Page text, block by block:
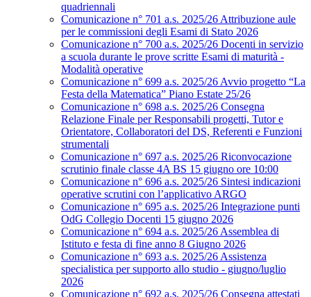
quadriennali
Comunicazione n° 701 a.s. 2025/26 Attribuzione aule
per le commissioni degli Esami di Stato 2026
Comunicazione n° 700 a.s. 2025/26 Docenti in servizio
a scuola durante le prove scritte Esami di maturità -
Modalità operative
Comunicazione n° 699 a.s. 2025/26 Avvio progetto “La
Festa della Matematica” Piano Estate 25/26
Comunicazione n° 698 a.s. 2025/26 Consegna
Relazione Finale per Responsabili progetti, Tutor e
Orientatore, Collaboratori del DS, Referenti e Funzioni
strumentali
Comunicazione n° 697 a.s. 2025/26 Riconvocazione
scrutinio finale classe 4A BS 15 giugno ore 10:00
Comunicazione n° 696 a.s. 2025/26 Sintesi indicazioni
operative scrutini con l’applicativo ARGO
Comunicazione n° 695 a.s. 2025/26 Integrazione punti
OdG Collegio Docenti 15 giugno 2026
Comunicazione n° 694 a.s. 2025/26 Assemblea di
Istituto e festa di fine anno 8 Giugno 2026
Comunicazione n° 693 a.s. 2025/26 Assistenza
specialistica per supporto allo studio - giugno/luglio
2026
Comunicazione n° 692 a.s. 2025/26 Consegna attestati